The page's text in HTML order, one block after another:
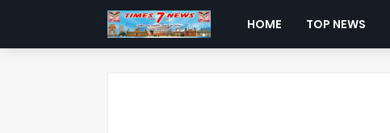
HOME TOP NEWS